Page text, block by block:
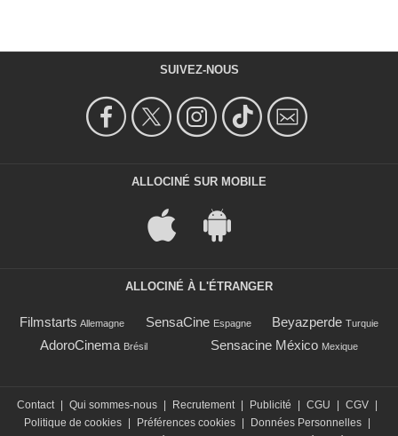
SUIVEZ-NOUS
ALLOCINÉ SUR MOBILE
ALLOCINÉ À L'ÉTRANGER
Filmstarts Allemagne SensaCine Espagne Beyazperde Turquie
AdoroCinema Brésil Sensacine México Mexique
Contact Qui sommes-nous Recrutement Publicité CGU CGV
Politique de cookies
Préférences cookies Données Personnelles